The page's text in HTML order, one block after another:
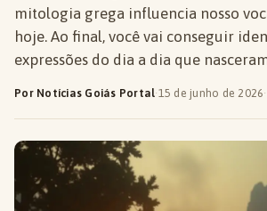
mitologia grega influencia nosso
hoje. Ao final, você vai conseguir
expressões do dia a dia que
Por Notícias Goiás Portal·15 de junho de 2026·